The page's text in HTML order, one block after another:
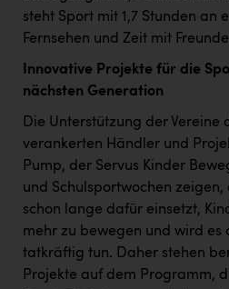
steht Sport mit 1,7 Stunden an
Fernsehen und Zeit mit
Innovative Projekte für die
nächsten Generation
Die Unterstützung der Vereine
verankerten Händler und
Pump, der Servus Kinder
und Schulsportwochen zeigen,
schon lange dafür einsetzt,
mehr zu bewegen und wird es
tatkräftig tun. Daher stehen
Projekte auf dem Programm,